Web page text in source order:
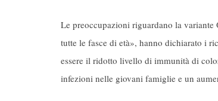
Le preoccupazioni riguardano la
tutte le fasce di età», hanno dichiarato i
essere il ridotto livello di immunità di
infezioni nelle giovani famiglie e un